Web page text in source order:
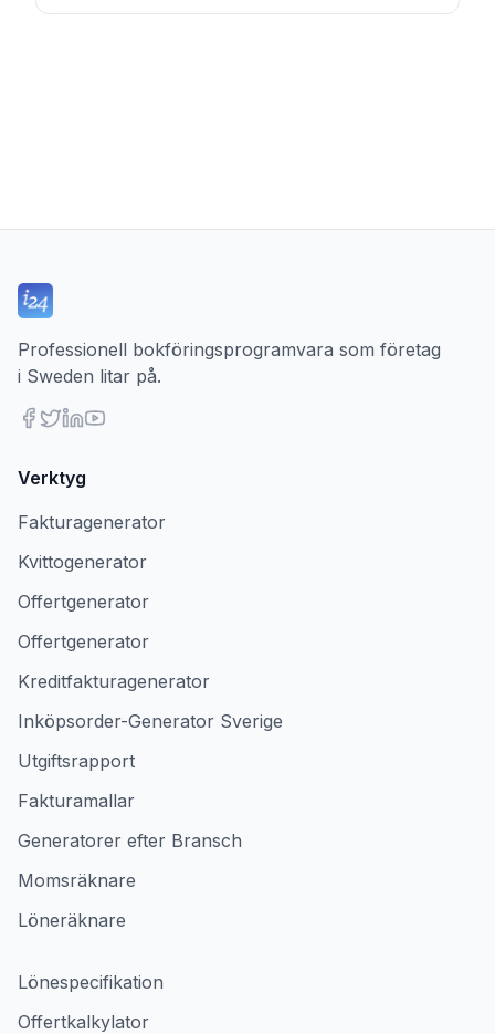
Professionell bokföringsprogramvara som företag
i Sweden litar på.
Verktyg
Fakturagenerator
Kvittogenerator
Offertgenerator
Offertgenerator
Kreditfakturagenerator
Inköpsorder-Generator Sverige
Utgiftsrapport
Fakturamallar
Generatorer efter Bransch
Momsräknare
Löneräknare
Lönespecifikation
Offertkalkylator